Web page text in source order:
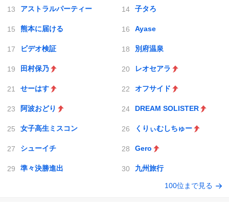
アストラルパーティー 子タろ
熊本に届ける Ayase
ビデオ検証 別府温泉
田村保乃 レオセアラ
せーはす オフサイド
阿波おどり DREAM SOLISTER
女子高生ミスコン くりぃむしちゅー
シューイチ Gero
準々決勝進出 九州旅行
100位まで見る